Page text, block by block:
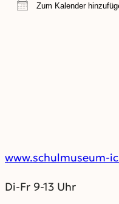
Zum Kalender
www.schulmuseum-
Di-Fr 9-13 Uhr